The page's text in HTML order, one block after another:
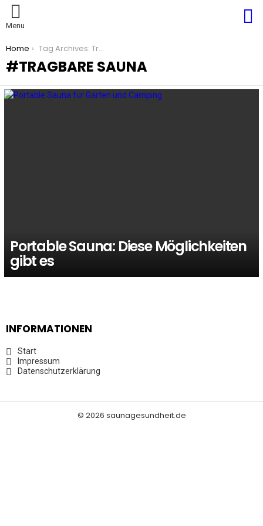
Menu
You are here:
Home Tag Archives: Tragbare Sauna
TRAGBARE SAUNA
Portable Sauna: Diese Möglichkeiten
gibt es
INFORMATIONEN
Start
Impressum
Datenschutzerklärung
© 2026 saunagesundheit.de